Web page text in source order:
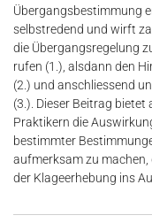
Übergangsbestimmung
selbstredend und wirft
die Übergangsregelung
rufen (1.), alsdann den
(2.) und anschliessend
(3.). Dieser Beitrag
Praktikern die
bestimmter
aufmerksam zu machen,
der Klageerhebung ins